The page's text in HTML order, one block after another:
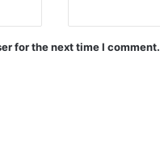
for the next time I comment.